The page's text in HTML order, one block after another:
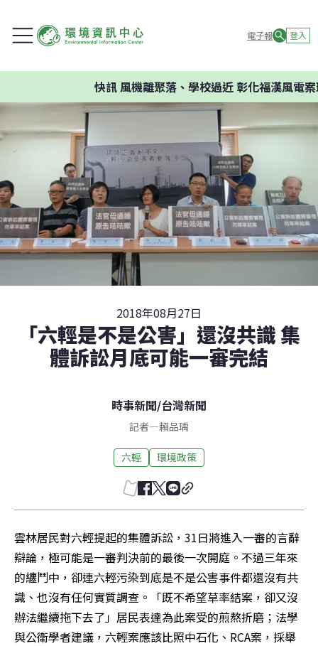
電子報 登入
快訊風機離聚落、學校過近 彰化福漢風電案環
2018年08月27日
「六輕是不是公害」還沒共識 集
體訴訟月底可能一審完結
時事新聞/台灣新聞
記者—賴品瑀
六輕 環境政策
雲林居民對六輕提起的集體訴訟，31日將進入一審的言辭
辯論，極可能是一審判決前的最後一次開庭。不過三年來
的纏鬥中，卻連六輕污染到底是不是公害事件都還沒有共
識、也沒有任何實質調查。「既不希望草率結案，卻又沒
辦法繼續拖下去了」居民表達為此案受的煎熬折磨；法學
與公衛學者建議，六輕案應該比照中石化、RCA案，採舉